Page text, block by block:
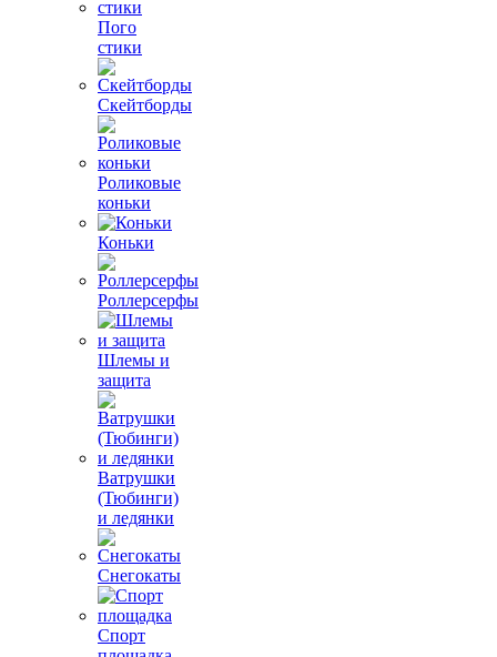
Пого
стики
Скейтборды
Роликовые
коньки
Коньки
Роллерсерфы
Шлемы и
защита
Ватрушки
(Тюбинги)
и ледянки
Снегокаты
Спорт